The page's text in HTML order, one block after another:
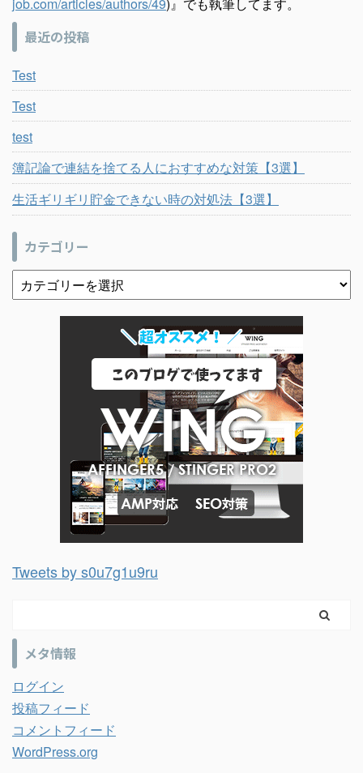
job.com/articles/authors/49)』でも執筆してます。
最近の投稿
Test
Test
test
簿記論で連結を捨てる人におすすめな対策【3選】
生活ギリギリ貯金できない時の対処法【3選】
カテゴリー
Tweets by s0u7g1u9ru
メタ情報
ログイン
投稿フィード
コメントフィード
WordPress.org